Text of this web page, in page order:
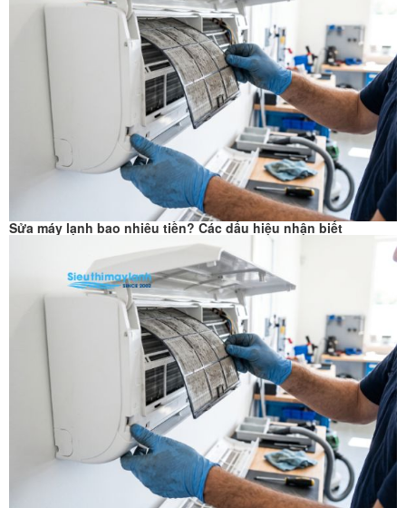
Sửa máy lạnh bao nhiêu tiền? Các dấu hiệu nhận biết